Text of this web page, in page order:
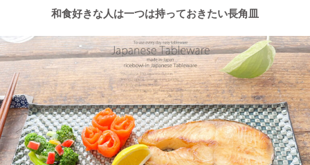
たマグカップ
2022/11/22
≪再入荷≫ お待たせしました！窯出し入荷しました♪職人の手で
そ～っとくぼませた変型どんぶり 黒釉ブラック
2022/11/15
≪おすすめ≫ さむ～い朝にあったかスープ♪松助窯 しのぎ 片手
和食好きな人は一つは持っておきたい長角皿